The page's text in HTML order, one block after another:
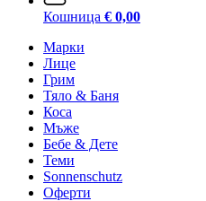
Кошница € 0,00
Марки
Лице
Грим
Тяло & Баня
Коса
Мъже
Бебе & Дете
Теми
Sonnenschutz
Оферти